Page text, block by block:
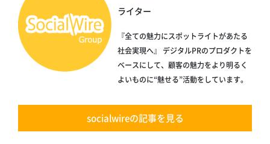
ライター
『全ての魅力にスポットライトがあたる
社会実現へ』 デジタルPRのプロダクトを
ベースにして、顧客の魅力をより明るく
よいものに“魅せる”活動をしています。
socialwireの記事を見る